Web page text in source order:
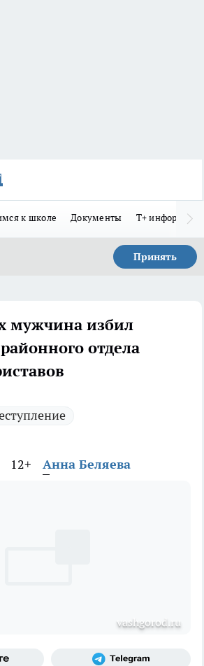
к школе Документы Т+
Принять
мужчина избил
отдела
12+ Анна Беляева
vashgorod.ru